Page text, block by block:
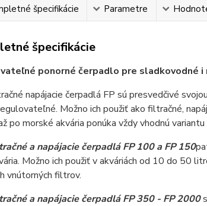
špecifikácie Parametre
špecifikácie
ponorné čerpadlo pre sladkovodné i
napájacie čerpadlá FP sú presvedčivé
Možno ich použiť ako filtračné,
po morské akvária ponúka vždy vhodnú
a napájacie čerpadlá FP 100 a FP 150
Možno ich použiť v akváriách od 10 do 50
vnútorných filtrov.
a napájacie čerpadlá FP 350 - FP 2000